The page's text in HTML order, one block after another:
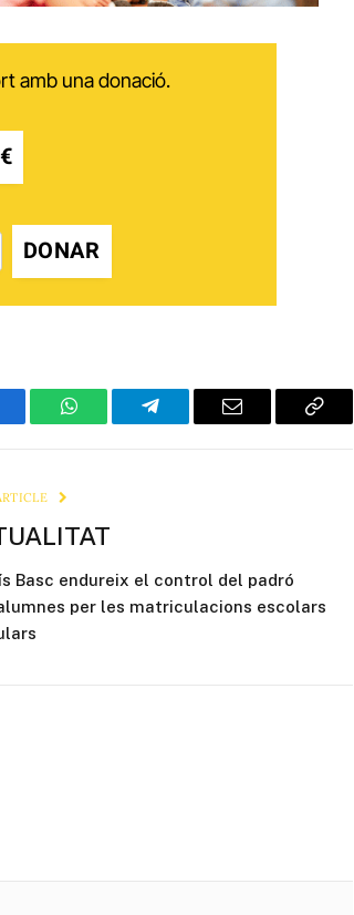
amb una donació.
DONAR
WhatsAppTelegram Email
Copy
Basc endureix el control del padró
per les matriculacions escolars